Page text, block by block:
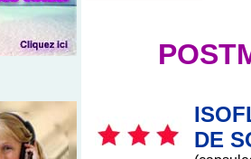
DE